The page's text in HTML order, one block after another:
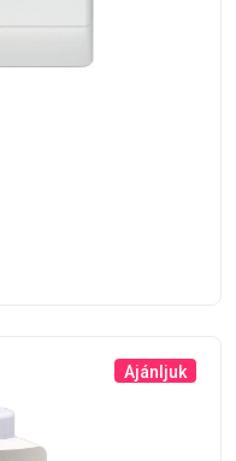
Ajánljuk